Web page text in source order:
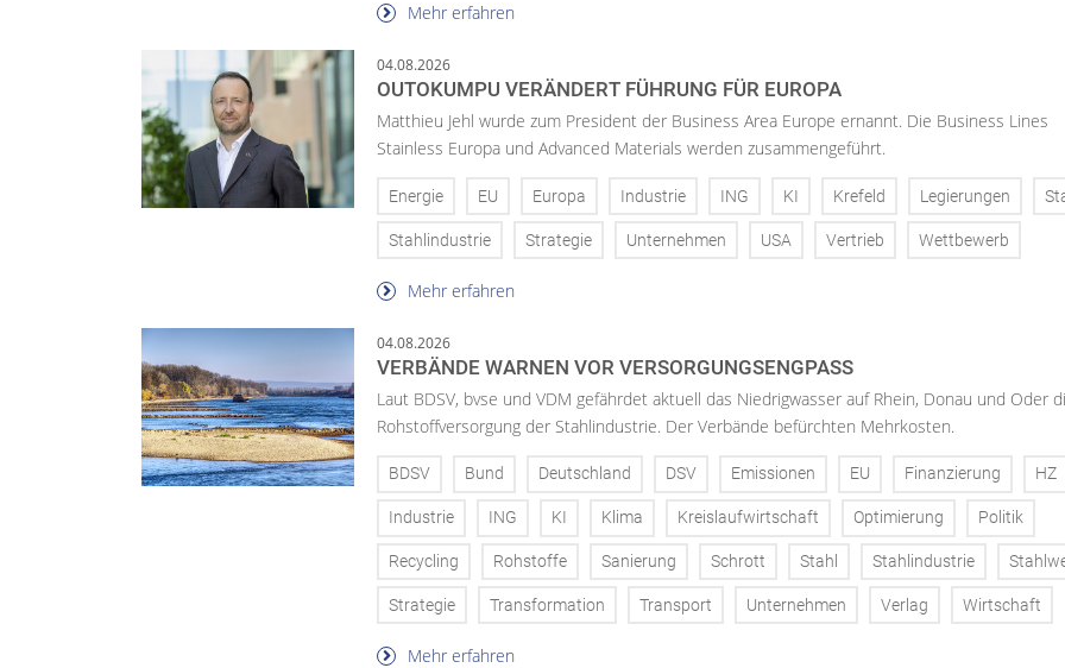
Mehr erfahren
04.08.2026
OUTOKUMPU VERÄNDERT FÜHRUNG FÜR EUROPA
Matthieu Jehl wurde zum President der Business Area Europe ernannt. Die Business Lines
Stainless Europa und Advanced Materials werden zusammengeführt.
Energie EU Europa Industrie ING KI Krefeld Legierungen
Stahlindustrie Strategie Unternehmen USA Vertrieb Wettbewerb
Mehr erfahren
04.08.2026
VERBÄNDE WARNEN VOR VERSORGUNGSENGPASS
Laut BDSV, bvse und VDM gefährdet aktuell das Niedrigwasser auf Rhein, Donau und Oder
Rohstoffversorgung der Stahlindustrie. Der Verbände befürchten Mehrkosten.
BDSV Bund Deutschland DSV Emissionen EU Finanzierung HZ
Industrie ING KI Klima Kreislaufwirtschaft Optimierung Politik
Recycling Rohstoffe Sanierung Schrott Stahl Stahlindustrie
Strategie Transformation Transport Unternehmen Verlag Wirtschaft
Mehr erfahren